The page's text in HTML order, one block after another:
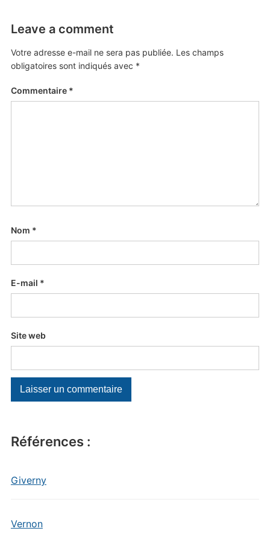
Références :
Giverny
Vernon
Leave a comment
Votre adresse e-mail ne sera pas publiée. Les champs
obligatoires sont indiqués avec *
Commentaire *
Nom *
E-mail *
Site web